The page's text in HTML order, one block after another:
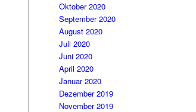
Oktober 2020
September 2020
August 2020
Juli 2020
Juni 2020
April 2020
Januar 2020
Dezember 2019
November 2019